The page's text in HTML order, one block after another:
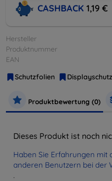
CASHBACK 1,19 €
Hersteller
Produktnummer
EAN
Schutzfolien
Displayschutz
Produktbewertung (0)
Dieses Produkt ist noch
Haben Sie Erfahrungen mit
anderen Benutzern bei der
.